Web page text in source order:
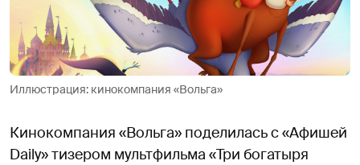
Иллюстрация: кинокомпания «Вольга»
Кинокомпания «Вольга» поделилась с «Афишей
Daily» тизером мультфильма «Три богатыря